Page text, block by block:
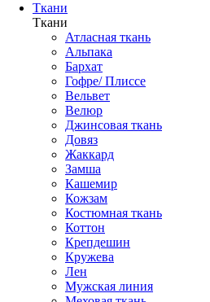
Ткани
Ткани
Атласная ткань
Альпака
Бархат
Гофре/ Плиссе
Вельвет
Велюр
Джинсовая ткань
Довяз
Жаккард
Замша
Кашемир
Кожзам
Костюмная ткань
Коттон
Крепдешин
Кружева
Лен
Мужская линия